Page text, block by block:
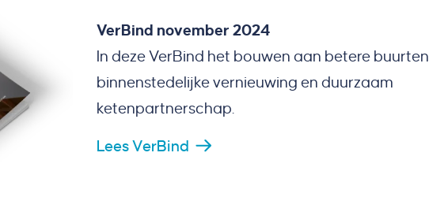
VerBind november 2024
In deze VerBind het bouwen aan betere buurten,
binnenstedelijke vernieuwing en duurzaam
ketenpartnerschap.
Lees VerBind